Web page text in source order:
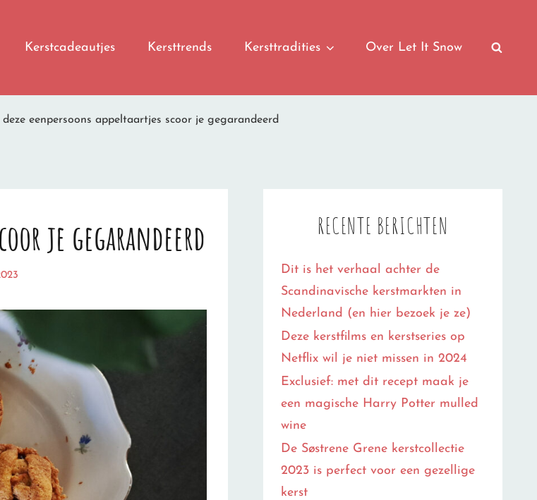
Kerstcadeautjes Kersttrends Kersttradities Over Let It Snow
deze eenpersoons appeltaartjes scoor je gegarandeerd
je gegarandeerd RECENTE BERICHTEN
Dit is het verhaal achter de
Scandinavische kerstmarkten in
Nederland (en hier bezoek je ze)
Deze kerstfilms en kerstseries op
Netflix wil je niet missen in 2024
Exclusief: met dit recept maak je
een magische Harry Potter mulled
wine
De Søstrene Grene kerstcollectie
2023 is perfect voor een gezellige
kerst